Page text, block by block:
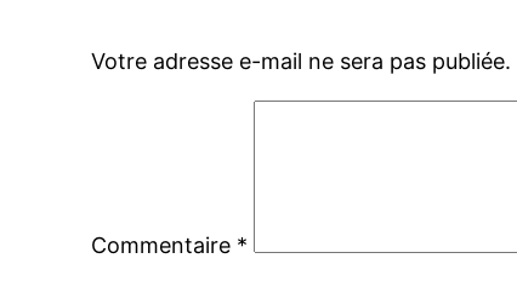
Votre adresse e-mail ne sera pas publiée.
Commentaire *